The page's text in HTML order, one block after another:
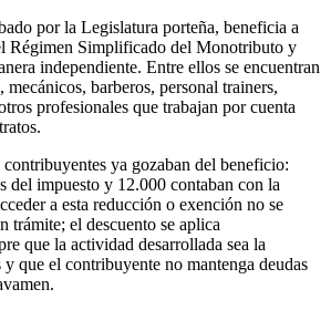
por la Legislatura porteña, beneficia a
Régimen Simplificado del Monotributo y
independiente. Entre ellos se encuentran
barberos, personal trainers,
profesionales que trabajan por cuenta
ya gozaban del beneficio:
del impuesto y 12.000 contaban con la
a esta reducción o exención no se
trámite; el descuento se aplica
que la actividad desarrollada sea la
que el contribuyente no mantenga deudas